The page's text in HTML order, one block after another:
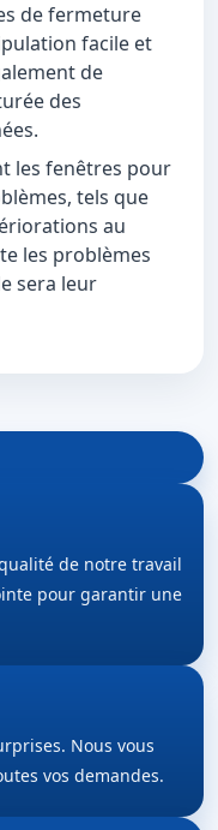
de fermeture
facile et
de
des
les fenêtres pour
tels que
au
les problèmes
sera leur
de notre travail
pour garantir une
Nous vous
vos demandes.